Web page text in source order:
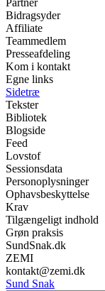
Partner
Bidragsyder
Affiliate
Teammedlem
Presseafdeling
Kom i kontakt
Egne links
Sidetræ
Tekster
Bibliotek
Blogside
Feed
Lovstof
Sessionsdata
Personoplysninger
Ophavsbeskyttelse
Krav
Tilgængeligt indhold
Grøn praksis
SundSnak.dk
ZEMI
kontakt@zemi.dk
Sund Snak